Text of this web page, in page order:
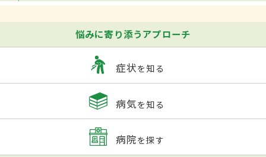
悩みに寄り添うアプローチ
症状を知る
病気を知る
病院を探す